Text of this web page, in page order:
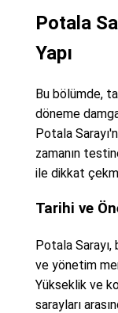
Potala
Yapı
Bu bölümde,
döneme
Potala
zamanın
ile dikkat
Tarihi ve
Potala Sarayı,
ve yönetim
Yükseklik ve
sarayları